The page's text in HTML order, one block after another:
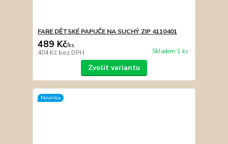
FARE DĚTSKÉ PAPUČE NA SUCHÝ ZIP 4110401
489 Kč/ks
404 Kč bez DPH Skladem 1 ks
Zvolit variantu
Novinka